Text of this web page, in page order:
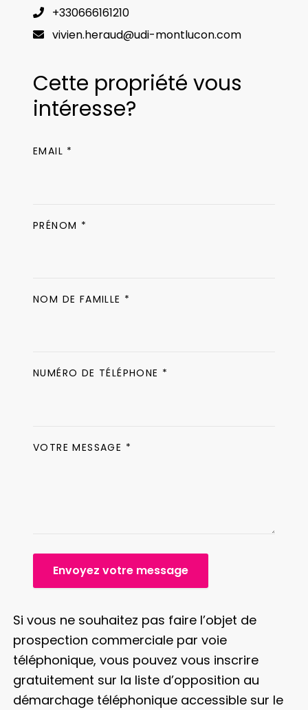
+330666161210
vivien.heraud@udi-montlucon.com
Cette propriété vous
intéresse?
PRÉNOM *
EMAIL *
NOM DE FAMILLE *
NUMÉRO DE TÉLÉPHONE *
VOTRE MESSAGE *
Envoyez votre message
Si vous ne souhaitez pas faire l’objet de
prospection commerciale par voie
téléphonique, vous pouvez vous inscrire
gratuitement sur la liste d’opposition au
démarchage téléphonique accessible sur le